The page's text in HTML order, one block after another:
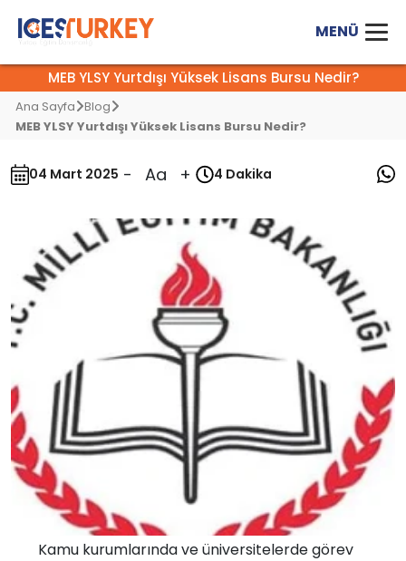
MEB YLSY Yurtdışı Yüksek Lisans Bursu Nedir?
Ana Sayfa Blog
MEB YLSY Yurtdışı Yüksek Lisans Bursu Nedir?
04 Mart 2025 - Aa + 4 Dakika
Kamu kurumlarında ve üniversitelerde görev